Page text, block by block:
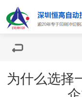
为什么选择